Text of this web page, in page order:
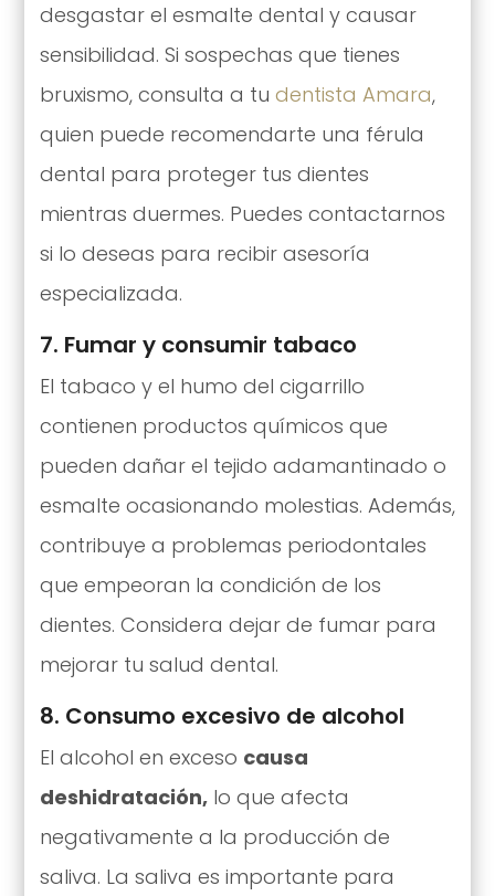
desgastar el esmalte dental y causar
sensibilidad. Si sospechas que tienes
bruxismo, consulta a tu dentista Amara,
quien puede recomendarte una férula
dental para proteger tus dientes
mientras duermes. Puedes contactarnos
si lo deseas para recibir asesoría
especializada.
7. Fumar y consumir tabaco
El tabaco y el humo del cigarrillo
contienen productos químicos que
pueden dañar el tejido adamantinado o
esmalte ocasionando molestias. Además,
contribuye a problemas periodontales
que empeoran la condición de los
dientes. Considera dejar de fumar para
mejorar tu salud dental.
8. Consumo excesivo de alcohol
El alcohol en exceso causa
deshidratación,lo que afecta
negativamente a la producción de
saliva. La saliva es importante para